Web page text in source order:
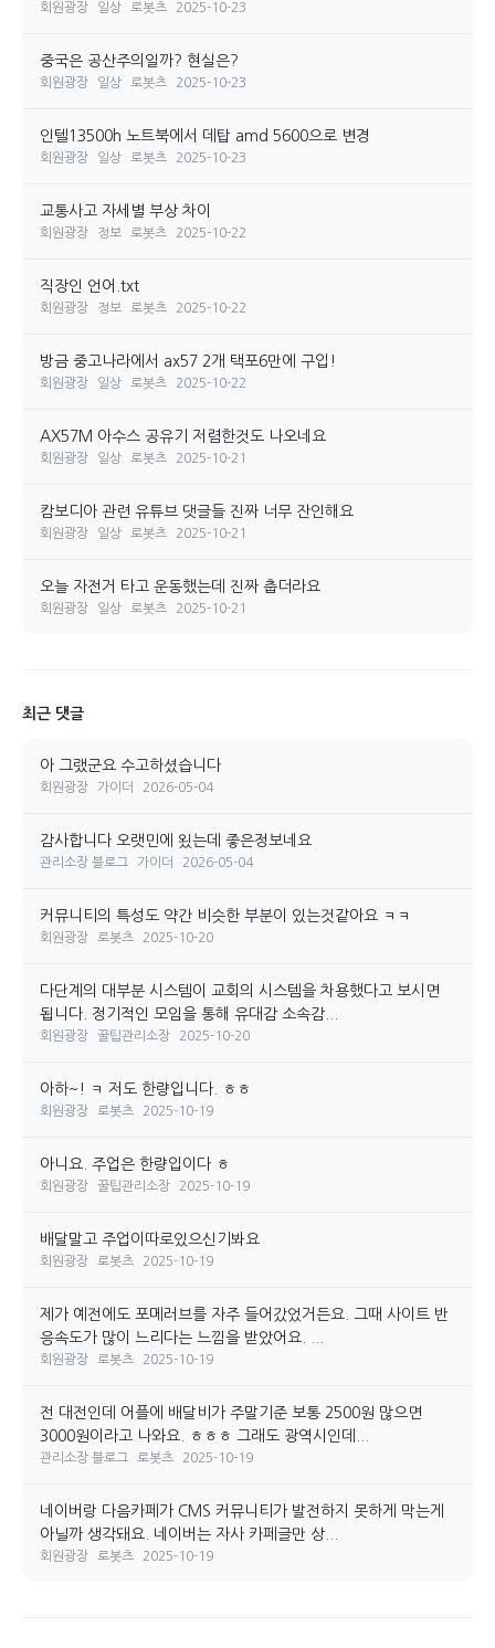
회원광장 일상 로봇츠 2025-10-23
중국은 공산주의일까? 현실은?
회원광장 일상 로봇츠 2025-10-23
인텔13500h 노트북에서 데탑 amd 5600으로 변경
회원광장 일상 로봇츠 2025-10-23
교통사고 자세별 부상 차이
회원광장 정보 로봇츠 2025-10-22
직장인 언어.txt
회원광장 정보 로봇츠 2025-10-22
방금 중고나라에서 ax57 2개 택포6만에 구입!
회원광장 일상 로봇츠 2025-10-22
AX57M 아수스 공유기 저렴한것도 나오네요
회원광장 일상 로봇츠 2025-10-21
캄보디아 관련 유튜브 댓글들 진짜 너무 잔인해요
회원광장 일상 로봇츠 2025-10-21
오늘 자전거 타고 운동했는데 진짜 춥더라요
회원광장 일상 로봇츠 2025-10-21
최근 댓글
아 그랬군요 수고하셨습니다
회원광장 가이더 2026-05-04
감사합니다 오랫민에 욌는데 좋은정보네요
관리소장 블로그 가이더 2026-05-04
커뮤니티의 특성도 약간 비슷한 부분이 있는것같아요 ㅋㅋ
회원광장 로봇츠 2025-10-20
다단계의 대부분 시스템이 교회의 시스템을 차용했다고 보시면
됩니다. 정기적인 모임을 통해 유대감 소속감...
회원광장 꿀팁관리소장 2025-10-20
아하~! ㅋ 저도 한량입니다. ㅎㅎ
회원광장 로봇츠 2025-10-19
아니요. 주업은 한량입이다 ㅎ
회원광장 꿀팁관리소장 2025-10-19
배달말고 주업이따로있으신기봐요
회원광장 로봇츠 2025-10-19
제가 예전에도 포메러브를 자주 들어갔었거든요. 그때 사이트 반
응속도가 많이 느리다는 느낌을 받았어요. ...
회원광장 로봇츠 2025-10-19
전 대전인데 어플에 배달비가 주말기준 보통 2500원 많으면
3000원이라고 나와요. ㅎㅎㅎ 그래도 광역시인데...
관리소장 블로그 로봇츠 2025-10-19
네이버랑 다음카페가 CMS 커뮤니티가 발전하지 못하게 막는게
아닐까 생각돼요. 네이버는 자사 카페글만 상...
회원광장 로봇츠 2025-10-19